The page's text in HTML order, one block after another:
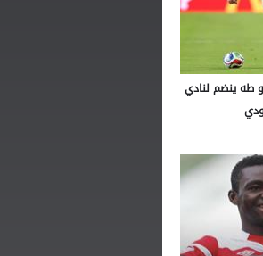
طه ينضم لنادي